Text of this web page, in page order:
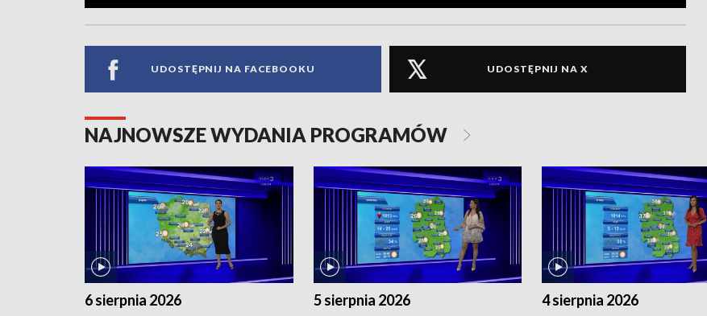
UDOSTĘPNIJ NA FACEBOOKU UDOSTĘPNIJ NA X
NAJNOWSZE WYDANIA PROGRAMÓW
6 sierpnia 2026 5 sierpnia 2026 4 sierpnia 2026